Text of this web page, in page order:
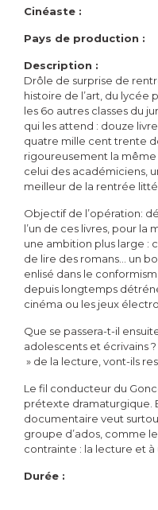
Cinéaste :
Pays de production :
Description :
Drôle de surprise de
histoire de l’art, du lycée
les 6o autres classes du
qui les attend : douze
quatre mille cent trente
rigoureusement la même
celui des académiciens,
meilleur de la rentrée
Objectif de l’opération:
l’un de ces livres, pour la
une ambition plus large :
de lire des romans… un
enlisé dans le
depuis longtemps
cinéma ou les jeux
Que se passera-t-il
adolescents et écrivains
» de la lecture, vont-ils
Le fil conducteur du
prétexte dramaturgique.
documentaire veut
groupe d’ados, comme
contrainte : la lecture et à
Durée :